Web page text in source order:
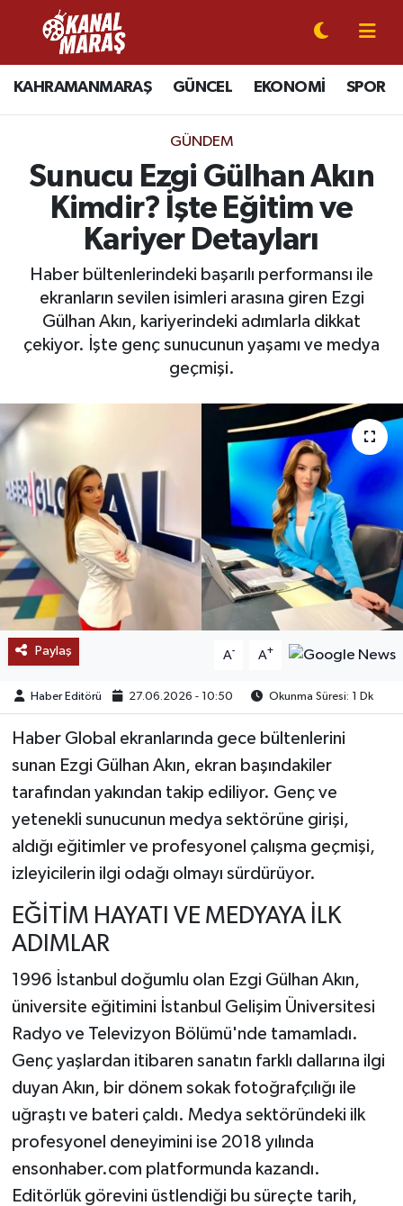
KAHRAMANMARAŞ GÜNCEL EKONOMİ SPOR
GÜNDEM
Sunucu Ezgi Gülhan Akın
Kimdir? İşte Eğitim ve
Kariyer Detayları
Haber bültenlerindeki başarılı performansı ile
ekranların sevilen isimleri arasına giren Ezgi
Gülhan Akın, kariyerindeki adımlarla dikkat
çekiyor. İşte genç sunucunun yaşamı ve medya
geçmişi.
Paylaş A- A+
Haber Editörü 27.06.2026 - 10:50 Okunma Süresi: 1 Dk
Haber Global ekranlarında gece bültenlerini
sunan Ezgi Gülhan Akın, ekran başındakiler
tarafından yakından takip ediliyor. Genç ve
yetenekli sunucunun medya sektörüne girişi,
aldığı eğitimler ve profesyonel çalışma geçmişi,
izleyicilerin ilgi odağı olmayı sürdürüyor.
EĞİTİM HAYATI VE MEDYAYA İLK
ADIMLAR
1996 İstanbul doğumlu olan Ezgi Gülhan Akın,
üniversite eğitimini İstanbul Gelişim Üniversitesi
Radyo ve Televizyon Bölümü'nde tamamladı.
Genç yaşlardan itibaren sanatın farklı dallarına ilgi
duyan Akın, bir dönem sokak fotoğrafçılığı ile
uğraştı ve bateri çaldı. Medya sektöründeki ilk
profesyonel deneyimini ise 2018 yılında
ensonhaber.com platformunda kazandı.
Editörlük görevini üstlendiği bu süreçte tarih,
CANLI YAYIN
KAHRAMANMARAŞ
SPOR
SİYASET
EKONOMİ
GÜNDEM
EĞİTİM
BÖLGE
KEŞFET
POPÜLER
DÜNYA
TREND
MEDYA
OTOMOTİV
TEKNOLOJİ
KÜLTÜR SANAT
Kahramanmaraş Nöbetçi Eczaneler
Kahramanmaraş Hava Durumu
Kahramanmaraş Namaz Vakitleri
Kahramanmaraş Trafik Yoğunluk Haritası
Süper Lig Puan Durumu ve Fikstür
Tüm Manşetler
Son Dakika Haberleri